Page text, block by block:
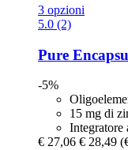
3 opzioni
5.0 (2)
Pure
-5%
15 mg di
Integratore
€ 27,06 € 28,49